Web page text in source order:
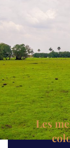
Les